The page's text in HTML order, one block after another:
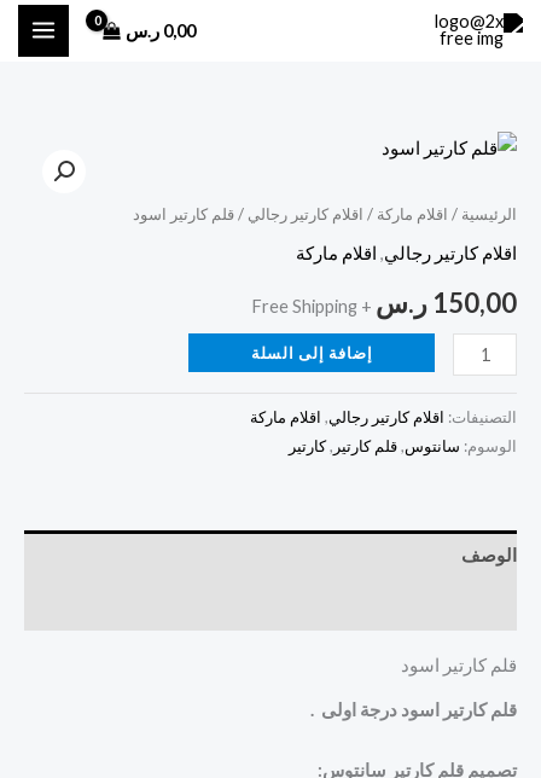
تخطي
0,00 ر.س
الرئيسية / اقلام ماركة / اقلام كارتير رجالي / قلم كارتير اسود
اقلام كارتير رجالي, اقلام ماركة
150,00 ر.س + Free Shipping
كمية
كارتير
اسود
إضافة إلى السلة
التصنيفات: اقلام كارتير رجالي, اقلام ماركة
الوسوم: سانتوس,قلم كارتير ,كارتير
الوصف
قلم كارتير اسود
قلم كارتير اسود درجة اولى .
تصميم قلم كارتير سانتوس: